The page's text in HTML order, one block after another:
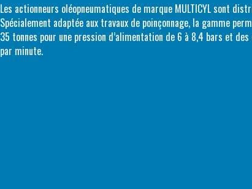
Les actionneurs oléopneumatiques de marque MULTICYL sont
Spécialement adaptée aux travaux de poinçonnage, la gamme
35 tonnes pour une pression d’alimentation de 6 à 8,4 bars et
par minute.